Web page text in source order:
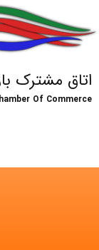
اتاق مشترک
Of Commerce